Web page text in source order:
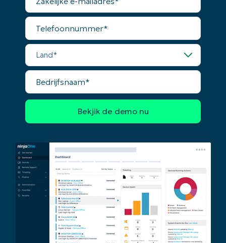
mailadres*
Telefoonnummer*
Land*
Bedrijfsnaam*
Begin uw trial van 14 dagen
Geen creditcard nodig, volledige toegang tot